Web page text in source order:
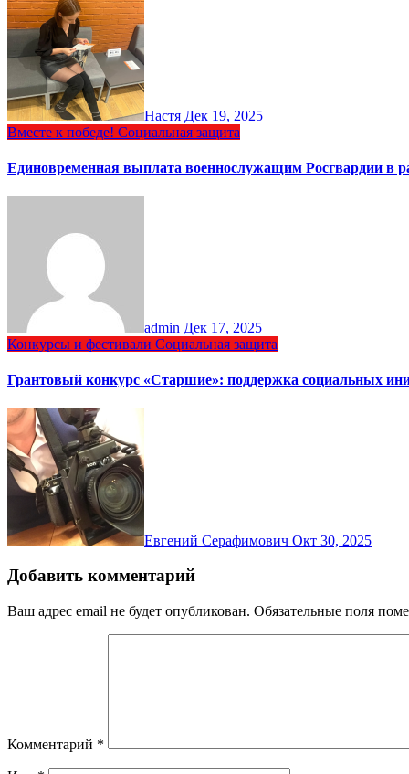
Настя Дек 19, 2025
Вместе к победе! Социальная защита
Единовременная выплата военнослужащим Росгвардии в
admin Дек 17, 2025
Конкурсы и фестивали Социальная защита
Грантовый конкурс «Старшие»: поддержка социальных
Евгений Серафимович Окт 30, 2025
Добавить комментарий
Ваш адрес email не будет опубликован. Обязательные поля
Комментарий *